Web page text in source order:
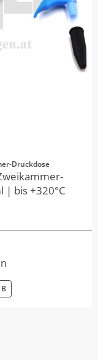
Druckdose
| bis +320°C